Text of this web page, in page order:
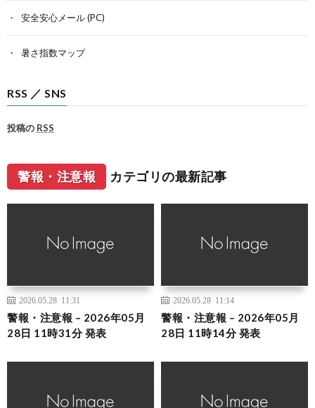
安全安心メール (PC)
暑さ指数マップ
RSS ／ SNS
投稿の RSS
警報・注意報 カテゴリの最新記事
2026.05.28 11:31
警報・注意報 – 2026年05月
28日 11時31分 発表
2026.05.28 11:14
警報・注意報 – 2026年05月
28日 11時14分 発表